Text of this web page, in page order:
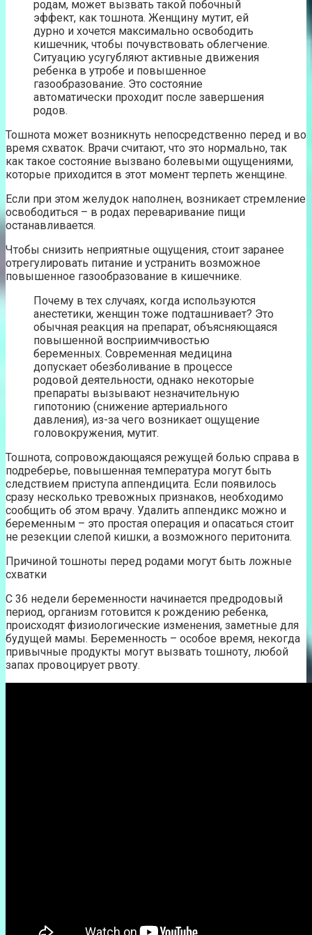
родам, может вызвать такой побочный
эффект, как тошнота. Женщину мутит, ей
дурно и хочется максимально освободить
кишечник, чтобы почувствовать облегчение.
Ситуацию усугубляют активные движения
ребенка в утробе и повышенное
газообразование. Это состояние
автоматически проходит после завершения
родов.
Тошнота может возникнуть непосредственно перед и во
время схваток. Врачи считают, что это нормально, так
как такое состояние вызвано болевыми ощущениями,
которые приходится в этот момент терпеть женщине.
Если при этом желудок наполнен, возникает стремление
освободиться – в родах переваривание пищи
останавливается.
Чтобы снизить неприятные ощущения, стоит заранее
отрегулировать питание и устранить возможное
повышенное газообразование в кишечнике.
Почему в тех случаях, когда используются
анестетики, женщин тоже подташнивает? Это
обычная реакция на препарат, объясняющаяся
повышенной восприимчивостью
беременных. Современная медицина
допускает обезболивание в процессе
родовой деятельности, однако некоторые
препараты вызывают незначительную
гипотонию (снижение артериального
давления), из-за чего возникает ощущение
головокружения, мутит.
Тошнота, сопровождающаяся режущей болью справа в
подреберье, повышенная температура могут быть
следствием приступа аппендицита. Если появилось
сразу несколько тревожных признаков, необходимо
сообщить об этом врачу. Удалить аппендикс можно и
беременным – это простая операция и опасаться стоит
не резекции слепой кишки, а возможного перитонита.
Причиной тошноты перед родами могут быть ложные
схватки
С 36 недели беременности начинается предродовый
период, организм готовится к рождению ребенка,
происходят физиологические изменения, заметные для
будущей мамы. Беременность – особое время, некогда
привычные продукты могут вызвать тошноту, любой
запах провоцирует рвоту.